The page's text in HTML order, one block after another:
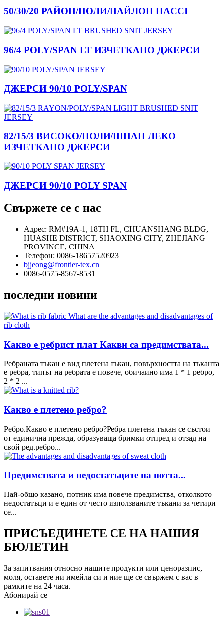
50/30/20 РАЙОН/ПОЛИ/НАЙЛОН HACCI
96/4 POLY/SPAN LT ИЗЧЕТКАНО ДЖЕРСИ
ДЖЕРСИ 90/10 POLY/SPAN
82/15/3 ВИСОКО/ПОЛИ/ШПАН ЛЕКО
ИЗЧЕТКАНО ДЖЕРСИ
ДЖЕРСИ 90/10 POLY SPAN
Свържете се с нас
Адрес: RM#19A-1, 18TH FL, CHUANSHANG BLDG,
HUASHE DISTRICT, SHAOXING CITY, ZHEJIANG
PROVINCE, CHINA
Телефон: 0086-18657520923
bjjeong@frontier-tex.cn
0086-0575-8567-8531
последни новини
Какво е ребрист плат Какви са предимствата...
Ребраната тъкан е вид плетена тъкан, повърхността на тъканта
е ребра, типът на ребрата е повече, обичайно има 1 * 1 ребро,
2 * 2 ...
Какво е плетено ребро?
Ребро.Какво е плетено ребро?Ребра плетена тъкан се състои
от единична прежда, образуваща бримки отпред и отзад на
свой ред.ребро...
Предимствата и недостатъците на потта...
Най-общо казано, потник има повече предимства, отколкото
недостатъци и е един от често използваните тъкани за четири
се...
ПРИСЪЕДИНЕТЕ СЕ НА НАШИЯ
БЮЛЕТИН
За запитвания относно нашите продукти или ценоразпис,
моля, оставете ни имейла си и ние ще се свържем с вас в
рамките на 24 часа.
Абонирай се